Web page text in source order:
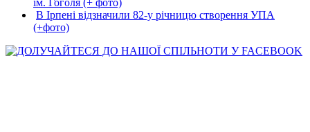
В Ірпені відзначили 82-у річницю створення УПА
(+фото)